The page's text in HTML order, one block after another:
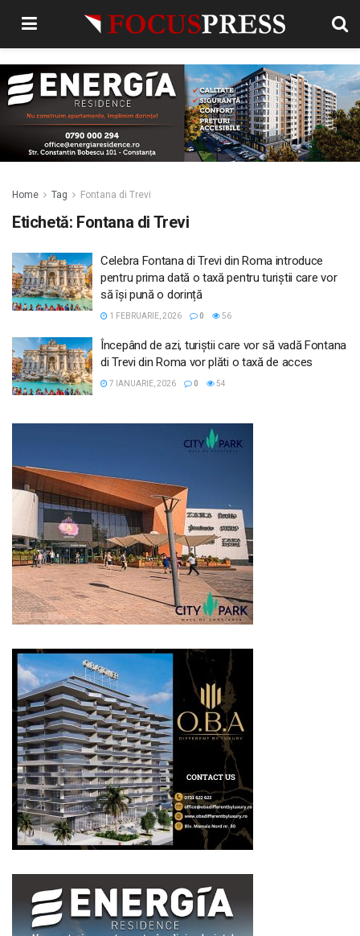
Home Tag Fontana di Trevi
Etichetă: Fontana di Trevi
Celebra Fontana di Trevi din Roma introduce
pentru prima dată o taxă pentru turiștii care vor
să își pună o dorință
1 FEBRUARIE, 2026 0 56
Începând de azi, turiștii care vor să vadă Fontana
di Trevi din Roma vor plăti o taxă de acces
7 IANUARIE, 2026 0 54